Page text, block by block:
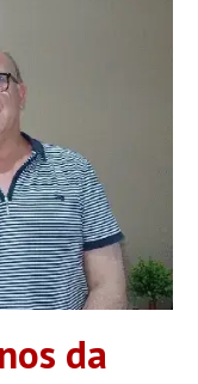
Barbieri Shows e
festa contará com
da